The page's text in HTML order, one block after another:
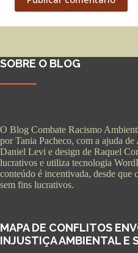
SOBRE O BLOG
O Blog Combate Racismo
por Tania Pacheco, com a ajuda
Daniel Levi e design de Raquel
lucrativos e utiliza tecnologia
conteúdo é incentivada, desde que
sem fins lucrativos.
MAPA DE CONFLITOS
INJUSTIÇA AMBIENTAL E